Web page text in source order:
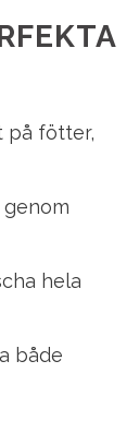
på fötter,
hela
både